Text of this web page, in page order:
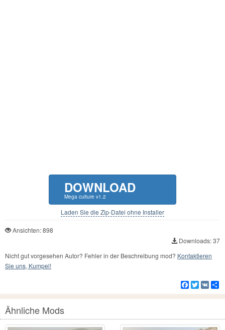
DOWNLOAD
Mega culture v1.2
Laden Sie die Zip-Datei ohne Installer
Ansichten: 898
Downloads: 37
Nicht gut vorgesehen Autor? Fehler in der Beschreibung mod? Kontaktieren
Sie uns, Kumpel!
Facebook
Twitter
VK
Ähnliche Mods